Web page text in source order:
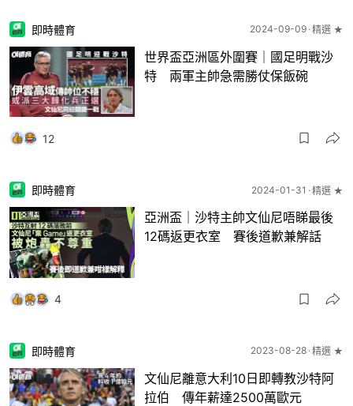
即時體育 2024-09-09 精選 ★
世界盃亞洲區外圍賽｜國足明戰沙
特 兩軍主帥急需勝仗保飯碗
12
即時體育 2024-01-31 精選 ★
亞洲盃｜沙特主帥文仙尼唔睇最後
12碼返更衣室 賽後道歉兼解話
4
即時體育 2023-08-28 精選 ★
文仙尼離意大利10日即轉教沙特阿
拉伯 傳年薪達2500萬歐元